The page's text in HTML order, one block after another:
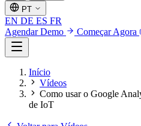
PT
EN DE ES FR
Agendar Demo
Começar Agora
Início
Vídeos
Como usar o Google
de IoT